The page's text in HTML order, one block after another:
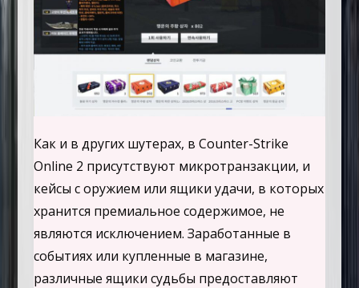
Как и в других шутерах, в Counter-Strike
Online 2 присутствуют микротранзакции, и
кейсы с оружием или ящики удачи, в которых
хранится премиальное содержимое, не
являются исключением. Заработанные в
событиях или купленные в магазине,
различные ящики судьбы предоставляют